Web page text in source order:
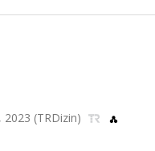
(TRDizin)